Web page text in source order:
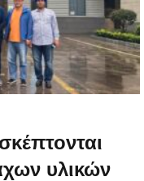
υλικών